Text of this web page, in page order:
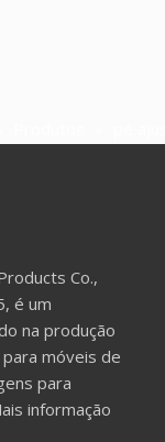
Co.,
é um
na produção
móveis de
para
informação